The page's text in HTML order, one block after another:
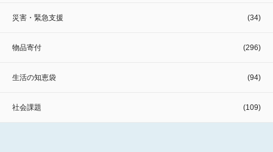
災害・緊急支援 (34)
物品寄付 (296)
生活の知恵袋 (94)
社会課題 (109)